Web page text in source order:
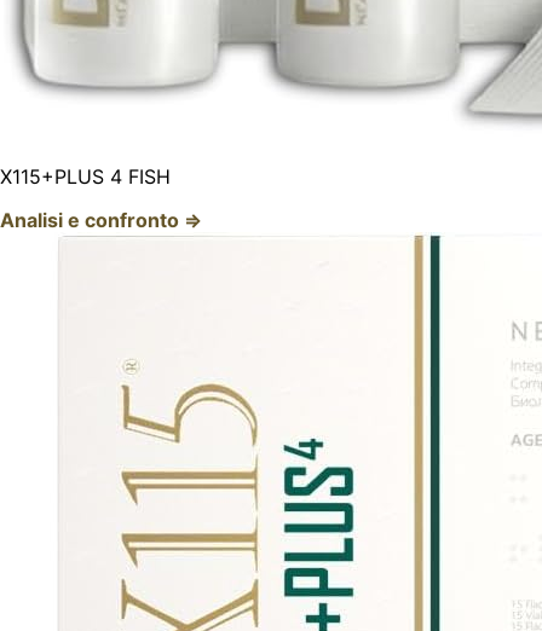
X115+PLUS 4 FISH
Analisi e confronto ⇒